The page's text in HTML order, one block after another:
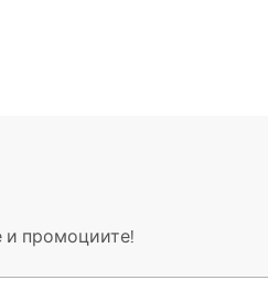
и промоциите!